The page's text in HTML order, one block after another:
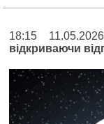
18:15
відкриваючи